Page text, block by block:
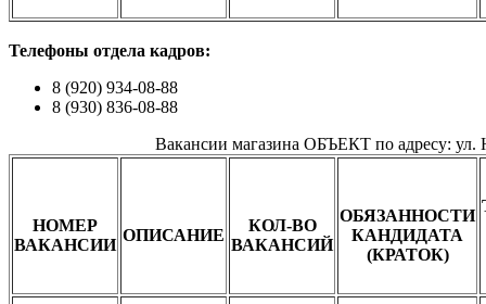
Телефоны отдела кадров:
8 (920) 934-08-88
8 (930) 836-08-88
Вакансии магазина ОБЪЕКТ по адресу: ул.
НОМЕР
ВАКАНСИИ
ОПИСАНИЕ
КОЛ-ВО
ВАКАНСИЙ
ОБЯЗАННОСТИ
КАНДИДАТА
(КРАТОК)